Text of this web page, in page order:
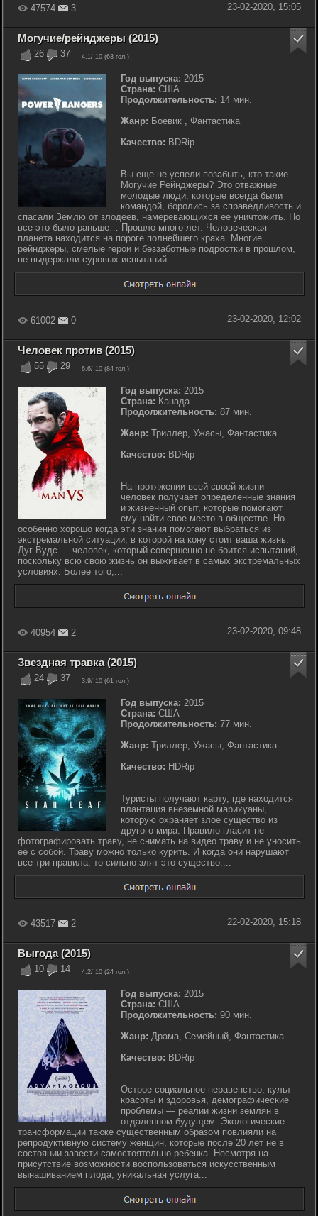
47574 3 23-02-2020, 15:05
26 37 4.1 / 10 (63 гол.)
Могучие/рейнджеры (2015)
Год выпуска: 2015
Страна: США
Продолжительность: 14 мин.
Жанр: Боевик , Фантастика
Качество: BDRip
Вы еще не успели позабыть, кто такие
Могучие Рейнджеры? Это отважные
молодые люди, которые всегда были
командой, боролись за справедливость и
спасали Землю от злодеев, намеревающихся ее уничтожить. Но
все это было раньше… Прошло много лет. Человеческая
планета находится на пороге полнейшего краха. Многие
рейнджеры, смелые герои и беззаботные подростки в прошлом,
не выдержали суровых испытаний...
61002 0 23-02-2020, 12:02
55 29 6.6/ 10 (84 гол.)
Человек против (2015)
Год выпуска: 2015
Страна: Канада
Продолжительность: 87 мин.
Жанр: Триллер, Ужасы, Фантастика
Качество: BDRip
На протяжении всей своей жизни
человек получает определенные знания
и жизненный опыт, которые помогают
ему найти свое место в обществе. Но
особенно хорошо когда эти знания помогают выбраться из
экстремальной ситуации, в которой на кону стоит ваша жизнь.
Дуг Вудс — человек, который совершенно не боится испытаний,
поскольку всю свою жизнь он выживает в самых экстремальных
условиях. Более того,...
40954 2 23-02-2020, 09:48
24 37 3.9/ 10 (61 гол.)
Звездная травка (2015)
Год выпуска: 2015
Страна: США
Продолжительность: 77 мин.
Жанр: Триллер, Ужасы, Фантастика
Качество: HDRip
Туристы получают карту, где находится
плантация внеземной марихуаны,
которую охраняет злое существо из
другого мира. Правило гласит не
фотографировать траву, не снимать на видео траву и не уносить
её с собой. Траву можно только курить. И когда они нарушают
все три правила, то сильно злят это существо....
43517 2 22-02-2020, 15:18
10 14 4.2/ 10 (24 гол.)
Выгода (2015)
Год выпуска: 2015
Страна: США
Продолжительность: 90 мин.
Жанр: Драма, Семейный, Фантастика
Качество: BDRip
Острое социальное неравенство, культ
красоты и здоровья, демографические
проблемы — реалии жизни землян в
отдаленном будущем. Экологические
трансформации также существенным образом повлияли на
репродуктивную систему женщин, которые после 20 лет не в
состоянии завести самостоятельно ребенка. Несмотря на
присутствие возможности воспользоваться искусственным
вынашиванием плода, уникальная услуга...